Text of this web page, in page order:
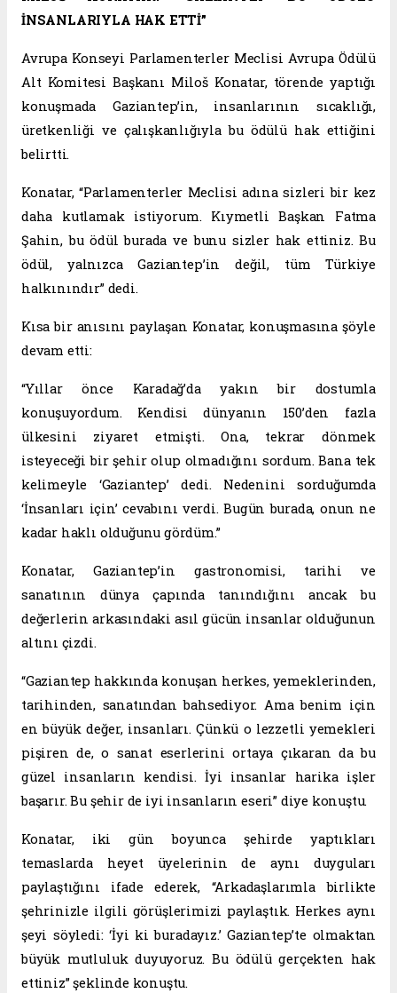
İNSANLARIYLA HAK ETTİ”
Avrupa Konseyi Parlamenterler Meclisi Avrupa Ödülü
Alt Komitesi Başkanı Miloš Konatar, törende yaptığı
konuşmada Gaziantep’in, insanlarının sıcaklığı,
üretkenliği ve çalışkanlığıyla bu ödülü hak ettiğini
belirtti.
Konatar, “Parlamenterler Meclisi adına sizleri bir kez
daha kutlamak istiyorum. Kıymetli Başkan Fatma
Şahin, bu ödül burada ve bunu sizler hak ettiniz. Bu
ödül, yalnızca Gaziantep’in değil, tüm Türkiye
halkınındır” dedi.
Kısa bir anısını paylaşan Konatar, konuşmasına şöyle
devam etti:
“Yıllar önce Karadağ’da yakın bir dostumla
konuşuyordum. Kendisi dünyanın 150’den fazla
ülkesini ziyaret etmişti. Ona, tekrar dönmek
isteyeceği bir şehir olup olmadığını sordum. Bana tek
kelimeyle ‘Gaziantep’ dedi. Nedenini sorduğumda
‘İnsanları için’ cevabını verdi. Bugün burada, onun ne
kadar haklı olduğunu gördüm.”
Konatar, Gaziantep’in gastronomisi, tarihi ve
sanatının dünya çapında tanındığını ancak bu
değerlerin arkasındaki asıl gücün insanlar olduğunun
altını çizdi.
“Gaziantep hakkında konuşan herkes, yemeklerinden,
tarihinden, sanatından bahsediyor. Ama benim için
en büyük değer, insanları. Çünkü o lezzetli yemekleri
pişiren de, o sanat eserlerini ortaya çıkaran da bu
güzel insanların kendisi. İyi insanlar harika işler
başarır. Bu şehir de iyi insanların eseri” diye konuştu.
Konatar, iki gün boyunca şehirde yaptıkları
temaslarda heyet üyelerinin de aynı duyguları
paylaştığını ifade ederek, “Arkadaşlarımla birlikte
şehrinizle ilgili görüşlerimizi paylaştık. Herkes aynı
şeyi söyledi: ‘İyi ki buradayız.’ Gaziantep’te olmaktan
büyük mutluluk duyuyoruz. Bu ödülü gerçekten hak
ettiniz” şeklinde konuştu.